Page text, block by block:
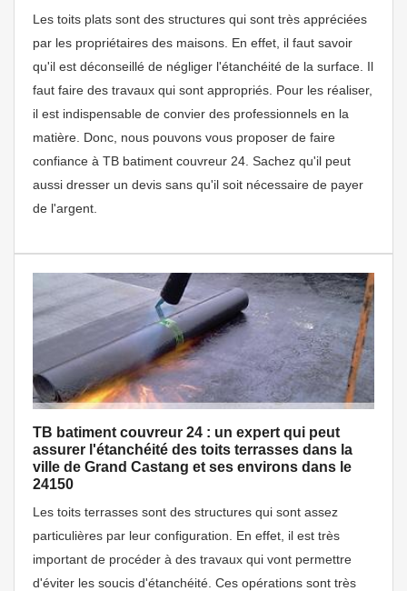
Les toits plats sont des structures qui sont très appréciées
par les propriétaires des maisons. En effet, il faut savoir
qu'il est déconseillé de négliger l'étanchéité de la surface. Il
faut faire des travaux qui sont appropriés. Pour les réaliser,
il est indispensable de convier des professionnels en la
matière. Donc, nous pouvons vous proposer de faire
confiance à TB batiment couvreur 24. Sachez qu'il peut
aussi dresser un devis sans qu'il soit nécessaire de payer
de l'argent.
TB batiment couvreur 24 : un expert qui peut
assurer l'étanchéité des toits terrasses dans la
ville de Grand Castang et ses environs dans le
24150
Les toits terrasses sont des structures qui sont assez
particulières par leur configuration. En effet, il est très
important de procéder à des travaux qui vont permettre
d'éviter les soucis d'étanchéité. Ces opérations sont très